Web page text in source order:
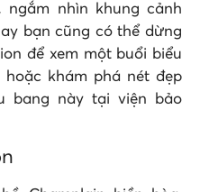
nhìn khung cảnh
bạn cũng có thể dừng
để xem một buổi biểu
khám phá nét đẹp
bang này tại viện bảo